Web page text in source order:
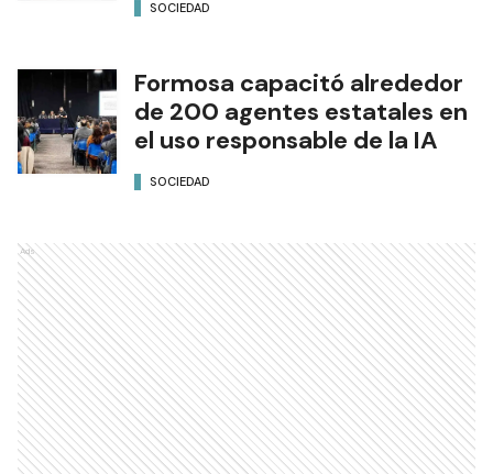
SOCIEDAD
Formosa capacitó alrededor
de 200 agentes estatales en
el uso responsable de la IA
SOCIEDAD
Ads